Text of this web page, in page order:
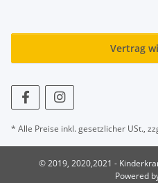
Vertrag
* Alle Preise inkl. gesetzlicher USt.,
© 2019, 2020,2021 -
Powered